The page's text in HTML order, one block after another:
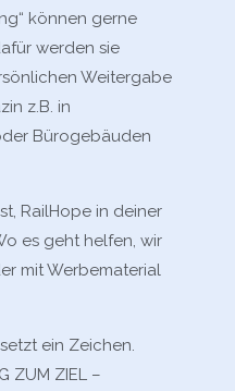
können gerne
werden sie
Weitergabe
z.B. in
Bürogebäuden
RailHope in deiner
es geht helfen, wir
mit Werbematerial
ein Zeichen.
ZUM ZIEL –